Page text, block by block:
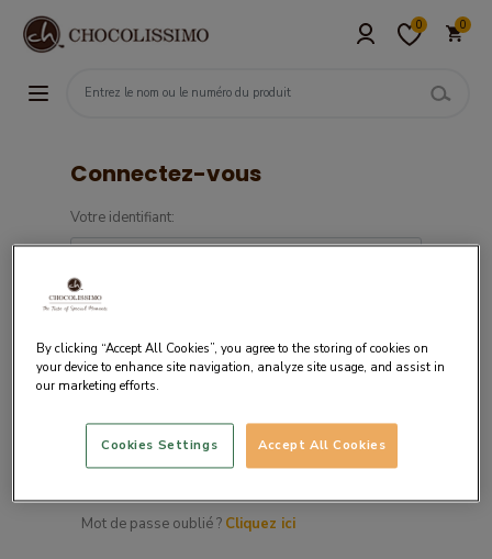
0 0
Connectez-vous
Votre identifiant:
Mot de passe:
Si vous êtes un nouveau client,créez votre
Mot de passe oublié ? Cliquez ici
By clicking “Accept All Cookies”, you agree to the storing of cookies on
your device to enhance site navigation, analyze site usage, and assist in
our marketing efforts.
Accept All Cookies
Cookies Settings